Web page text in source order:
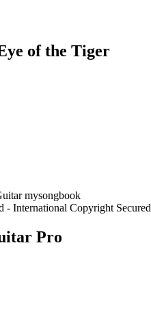
of the Tiger
- International Copyright Secured
Pro